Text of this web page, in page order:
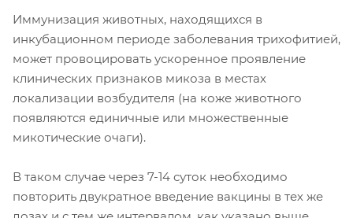
Иммунизация животных, находящихся в
инкубационном периоде заболевания трихофитией,
может провоцировать ускоренное проявление
клинических признаков микоза в местах
локализации возбудителя (на коже животного
появляются единичные или множественные
микотические очаги).
В таком случае через 7-14 суток необходимо
повторить двукратное введение вакцины в тех же